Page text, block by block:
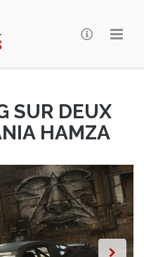
SUR DEUX
HAMZA